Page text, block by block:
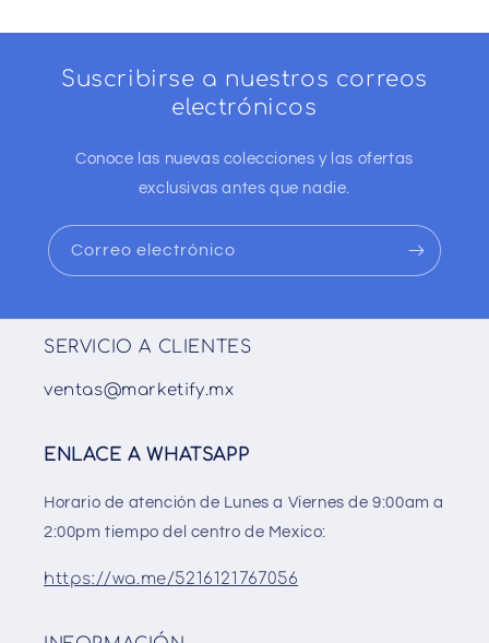
Suscribirse a nuestros correos
electrónicos
Conoce las nuevas colecciones y las ofertas
exclusivas antes que nadie.
Correo electrónico
SERVICIO A CLIENTES
ventas@marketify.mx
ENLACE A WHATSAPP
Horario de atención de Lunes a Viernes de 9:00am a
2:00pm tiempo del centro de Mexico:
https://wa.me/5216121767056